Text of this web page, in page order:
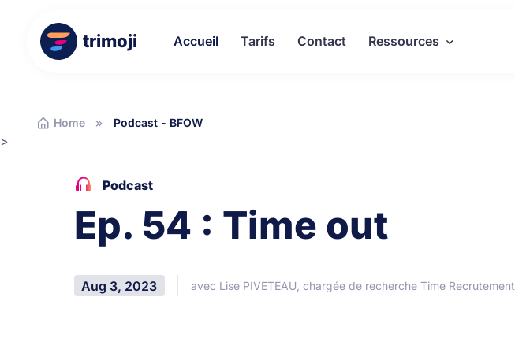
trimoji Accueil Tarifs Contact Ressources
Home Podcast - BFOW
>
Podcast
Ep. 54 : Time out
Aug 3, 2023 avec Lise PIVETEAU, chargée de recherche Time Recrutement